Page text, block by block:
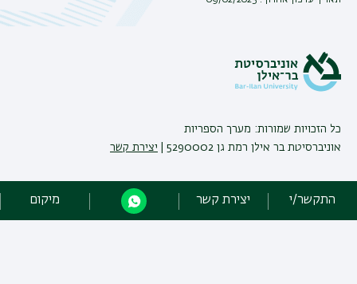
כל הזכויות שמורות: מערך הספריות
אוניברסיטת בר אילן רמת גן 5290002 |
יצירת קשר
פיתוח:אגף תקשוב, אוניברסיטת בר-אילן
הצהרת נגישות
התקשר/י יצירת קשר מיקום